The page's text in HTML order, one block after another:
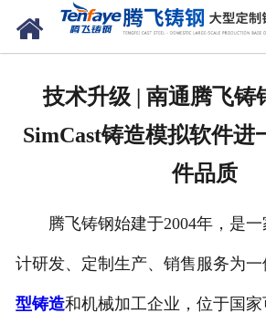
技术升级 | 南通腾飞铸
SimCast铸造模拟软件进
件品质
腾飞铸钢始建于2004年，是一
计研发、定制生产、销售服务为
型铸造和机械加工企业，位于国